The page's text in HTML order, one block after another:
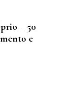
– 50
e